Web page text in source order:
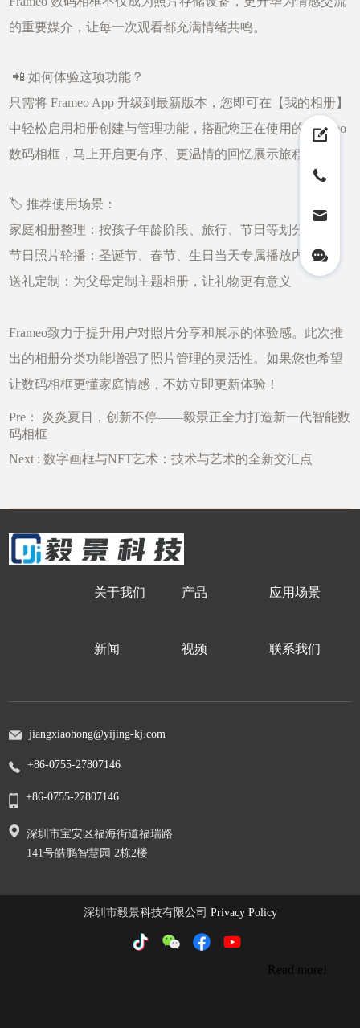
的重要媒介，让每一次观看都充满情绪共鸣。
📲 如何体验这项功能？
只需将 Frameo App 升级到最新版本，您即可在【我的相册】
中轻松启用相册创建与管理功能，搭配您正在使用的 Frameo
数码相框，马上开启更有序、更温情的回忆展示旅程。
🏷️ 推荐使用场景：
家庭相册整理：按孩子年龄阶段、旅行、节日等划分
节日照片轮播：圣诞节、春节、生日当天专属播放内容
送礼定制：为父母定制主题相册，让礼物更有意义
Frameo致力于提升用户对照片分享和展示的体验感。此次推
出的相册分类功能增强了照片管理的灵活性。如果您也希望
让数码相框更懂家庭情感，不妨立即更新体验！
Pre： 炎炎夏日，创新不停——毅景正全力打造新一代智能数
码相框
Next :数字画框与NFT艺术：技术与艺术的全新交汇点
关于我们 产品 应用场景
新闻 视频 联系我们
jiangxiaohong@yijing-kj.com
+86-0755-27807146
+86-0755-27807146
深圳市宝安区福海街道福瑞路
141号皓鹏智慧园 2栋2楼
深圳市毅景科技有限公司 Privacy Policy
Read more!